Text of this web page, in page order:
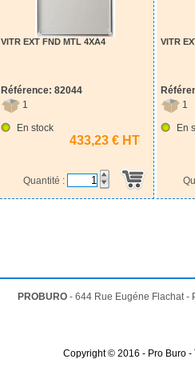
VITR EXT FND MTL 4XA4
Référence: 82044
1
En stock
433,23 € HT
Quantité :
VITR
1
En
PROBURO - 644 Rue Eugéne Flachat -
Copyright © 2016 - Pro Buro